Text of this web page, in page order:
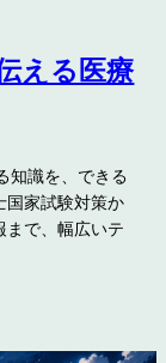
える医療
知識を、できる
国家試験対策か
まで、幅広いテ